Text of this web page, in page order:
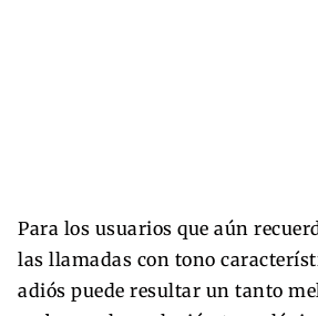
Para los usuarios que aún
las llamadas con tono
adiós puede resultar un tanto